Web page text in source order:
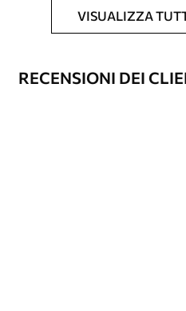
Produzione
desiderato
Opzioni
È
VISUALIZZA
RECENSIONI DEI